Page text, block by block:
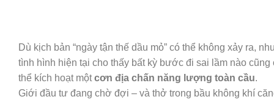
Dù kịch bản “ngày tận thế dầu mỏ” có thể không xảy ra,
tình hình hiện tại cho thấy bất kỳ bước đi sai lầm nào cũng
thể kích hoạt mộtcơn địa chấn năng lượng toàn cầu.
Giới đầu tư đang chờ đợi – và thở trong bầu không khí